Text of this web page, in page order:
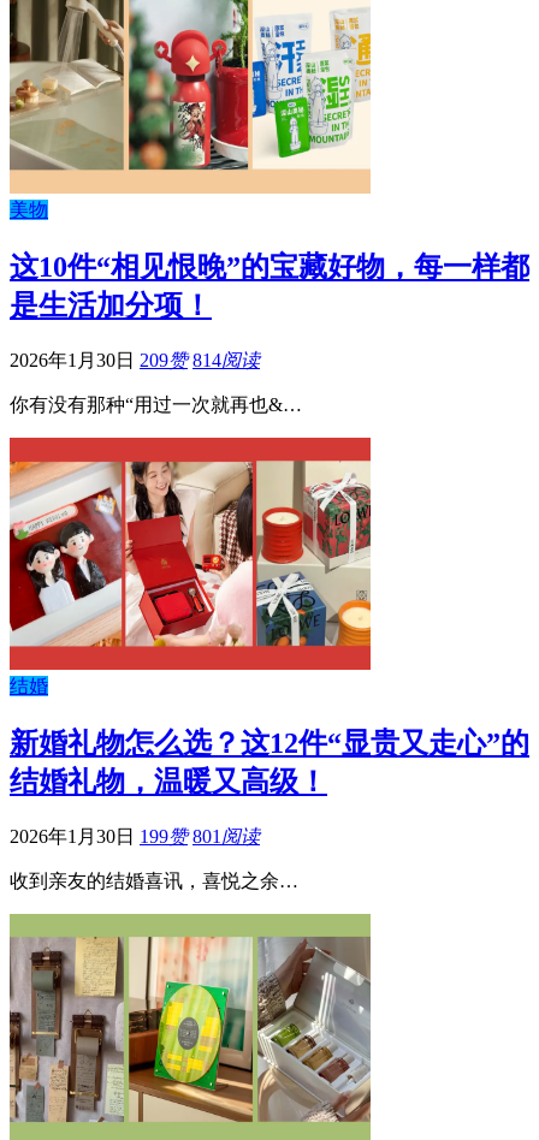
美物
这10件“相见恨晚”的宝藏好物，每一样都
是生活加分项！
2026年1月30日 209赞 814阅读
你有没有那种“用过一次就再也&…
结婚
新婚礼物怎么选？这12件“显贵又走心”的
结婚礼物，温暖又高级！
2026年1月30日 199赞 801 阅读
收到亲友的结婚喜讯，喜悦之余…